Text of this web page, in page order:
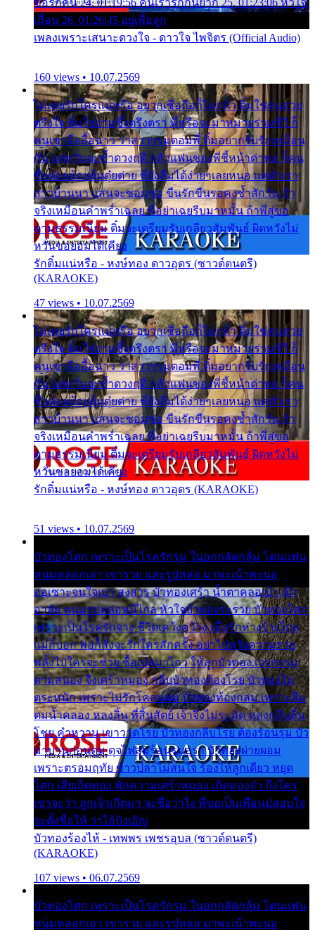
เถื่อน 26. 01:26:45 อยู่เพื่อลูก
เพลงเพราะเสนาะดวงใจ - ดาวใจ ไพจิตร (Official Audio)
160 views • 10.07.2569
ไม่เคยรักใครแน่หรือ อยากเชื่อถือก็ไม่กล้า ติ๋มใช่คนสวย
ตรึงใจ ติ๋มใช่งามซึ้งตรึงตรา พี่หรือจะมาหมายร่วมชีวี ก็
คนเขาลืออื้อฉาว ว่าสาวๆรุมตอมพี่ ติ๋มอยากรับรักเหมือน
กัน แต่หวั่นจะช้ำดวงฤดี กลัวแฟนของพี่ชี้หน้าด่าทอ ก็คน
ชื่อต๋อยต้อยตุ้มตุ๋ยต่าย พี่ยังลืมได้ง่ายๆเลยหนอ แค่ตัวเรา
สาวบ้านนา แสนจะซอมซ่อ ขืนรักขืนรอคงช้ำสักวัน ถ้า
จริงเหมือนคำพร่ำเฉลย พี่อย่าเฉยรีบมาหมั้น ถ้าพี่สู่ขอ
ตามธรรมเนียม ติ๋มจะเตรียมรับเกลียวสัมพันธ์ ผิดหวังไม่
หวั่นขอยอมได้เคียง
รักติ๋มแน่หรือ - หงษ์ทอง ดาวอุดร (ซาวด์ดนตรี)
(KARAOKE)
47 views • 10.07.2569
ไม่เคยรักใครแน่หรือ อยากเชื่อถือก็ไม่กล้า ติ๋มใช่คนสวย
ตรึงใจ ติ๋มใช่งามซึ้งตรึงตรา พี่หรือจะมาหมายร่วมชีวี ก็
คนเขาลืออื้อฉาว ว่าสาวๆรุมตอมพี่ ติ๋มอยากรับรักเหมือน
กัน แต่หวั่นจะช้ำดวงฤดี กลัวแฟนของพี่ชี้หน้าด่าทอ ก็คน
ชื่อต๋อยต้อยตุ้มตุ๋ยต่าย พี่ยังลืมได้ง่ายๆเลยหนอ แค่ตัวเรา
สาวบ้านนา แสนจะซอมซ่อ ขืนรักขืนรอคงช้ำสักวัน ถ้า
จริงเหมือนคำพร่ำเฉลย พี่อย่าเฉยรีบมาหมั้น ถ้าพี่สู่ขอ
ตามธรรมเนียม ติ๋มจะเตรียมรับเกลียวสัมพันธ์ ผิดหวังไม่
หวั่นขอยอมได้เคียง
รักติ๋มแน่หรือ - หงษ์ทอง ดาวอุดร (KARAOKE)
51 views • 10.07.2569
บัวทองโศก เพราะเป็นโรครักรุม ในอกกลัดกลุ้ม โดนแฟน
หนุ่มหลอกเอา เขารวย และรูปหล่อ มาพะเน้าพะนอ
ออเซาะจนใจเบา สงสาร บัวทองเศร้า น้ำตาคลอเบ้า เฝ้า
อาลัย หนุ่มรูปหล่อหนีไกล หัวใจบัวทองระรวย บัวทองโศก
เพราะเป็นโรครักจาง ชีวิตเคว้งคว้าง เมื่อรักห่างร้างไกล
แม่ก็บอก พ่อก็สั่งจะรักใครสักครั้ง อย่าไปหวังความรวย
พลั้งไปใครจะช่วย ซื้อเปลมาไกว ให้ลูกบัวทอง เวรกรรม
ตามสนอง จึงเศร้าหมอง กลีบบัวทองต้องโรย บัวทองไม่
ตระหนัก เพราะไม่รักโคลนตม บัวทองท้องกลม เพราะลืม
ตมน้ำคลอง หลงลิ้น ที่สิ้นสัตย์ เจ้าจึงไม่ระมัด หลงกลิ่นลิ้น
โชย คำหวาน เขาวาดโรย บัวทองกลีบโรย ต้องร้อนรุม บัว
มาบานก่อนตูม ดุจไฟสุมร้อนรุมอุรา บัวทองผ่ายผอม
เพราะตรอมฤทัย ข้าวปลาไม่สนใจ ร้องไห้ลูกเดียว หยุด
โศก เสียเถิดทอง พักความเศร้าหมอง เถิดทองจ๋า ถึงใคร
เขาจะว่า ลูกเจ้าเกิดมา จะชื่อว่าไง พี่ขอเป็นเพื่อนปลอบใจ
จะตั้งชื่อให้ ว่าไอ้บังเอิญ
บัวทองร้องไห้ - เทพพร เพชรอุบล (ซาวด์ดนตรี)
(KARAOKE)
107 views • 06.07.2569
บัวทองโศก เพราะเป็นโรครักรุม ในอกกลัดกลุ้ม โดนแฟน
หนุ่มหลอกเอา เขารวย และรูปหล่อ มาพะเน้าพะนอ